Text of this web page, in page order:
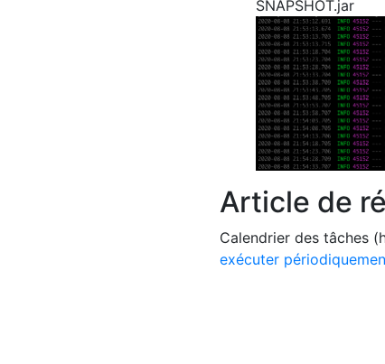
SNAPSHOT.jar
Article de
Calendrier des tâches
exécuter